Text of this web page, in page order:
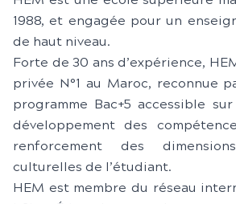
1988, et engagée pour un
de haut niveau.
Forte de 30 ans d’expérience,
privée N°1 au Maroc, reconnue
programme Bac+5 accessible
développement des
renforcement des
culturelles de l’étudiant.
HEM est membre du réseau